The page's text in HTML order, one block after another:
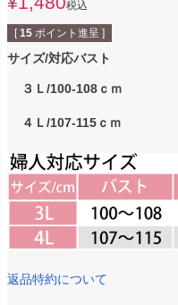
税込
[ 15 ポイント進呈 ]
サイズ/対応バスト
３Ｌ/100-108ｃｍ
４Ｌ/107-115ｃｍ
返品特約について